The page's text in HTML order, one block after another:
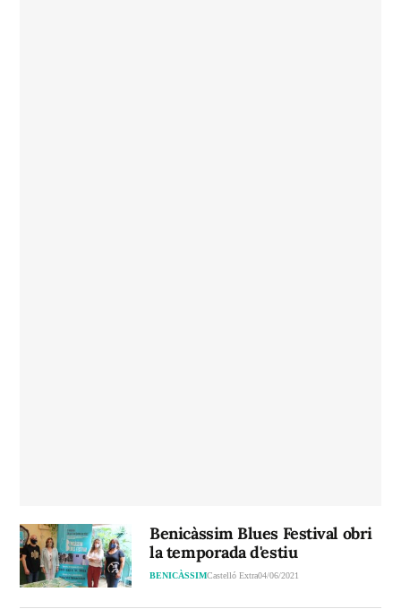
Benicàssim Blues Festival obri
la temporada d'estiu
BENICÀSSIMCastelló Extra04/06/2021